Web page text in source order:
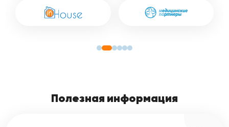
Полезная информация